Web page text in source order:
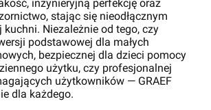
inżynieryjną perfekcję oraz
stając się nieodłącznym
kuchni. Niezależnie od tego, czy
podstawowej dla małych
bezpiecznej dla dzieci pomocy
użytku, czy profesjonalnej
użytkowników — GRAEF
dla każdego.